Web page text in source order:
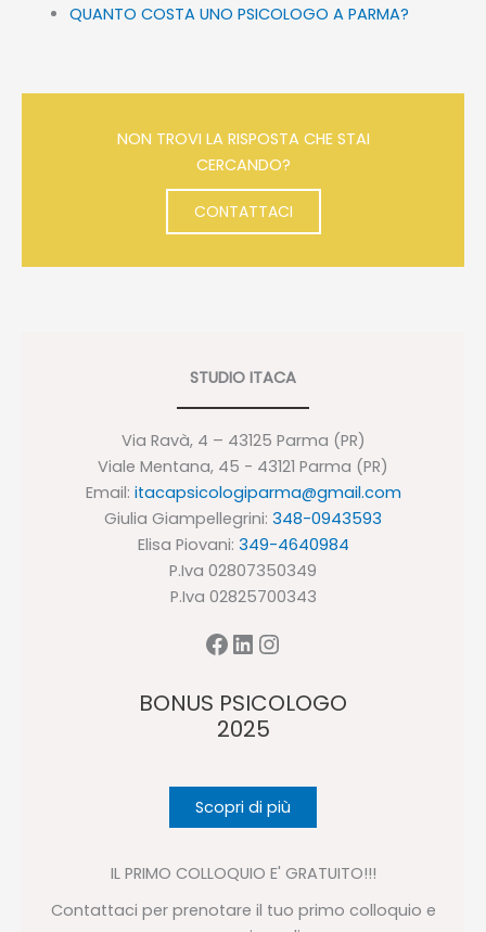
QUANTO COSTA UNO PSICOLOGO A PARMA?
NON TROVI LA RISPOSTA CHE STAI
CERCANDO?
CONTATTACI
STUDIO ITACA
Via Ravà, 4 – 43125 Parma (PR)
Viale Mentana, 45 - 43121 Parma (PR)
Email: itacapsicologiparma@gmail.com
Giulia Giampellegrini: 348-0943593
Elisa Piovani: 349-4640984
P.Iva 02807350349
P.Iva 02825700343
Facebook
LinkedIn
Instagram
BONUS PSICOLOGO
2025
Scopri di più
IL PRIMO COLLOQUIO E' GRATUITO!!!
Contattaci per prenotare il tuo primo colloquio e